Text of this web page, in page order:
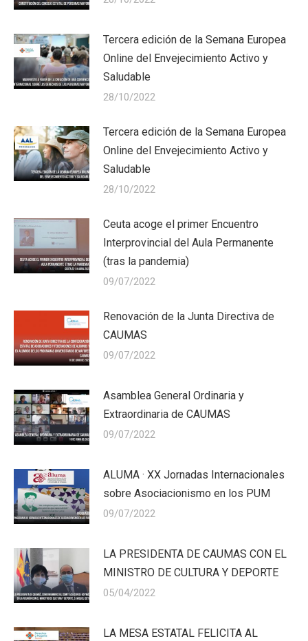
Tercera edición de la Semana Europea
Online del Envejecimiento Activo y
Saludable
28/10/2022
Tercera edición de la Semana Europea
Online del Envejecimiento Activo y
Saludable
28/10/2022
Ceuta acoge el primer Encuentro
Interprovincial del Aula Permanente
(tras la pandemia)
09/07/2022
Renovación de la Junta Directiva de
CAUMAS
09/07/2022
Asamblea General Ordinaria y
Extraordinaria de CAUMAS
09/07/2022
ALUMA · XX Jornadas Internacionales
sobre Asociacionismo en los PUM
09/07/2022
LA PRESIDENTA DE CAUMAS CON EL
MINISTRO DE CULTURA Y DEPORTE
05/04/2022
LA MESA ESTATAL FELICITA AL